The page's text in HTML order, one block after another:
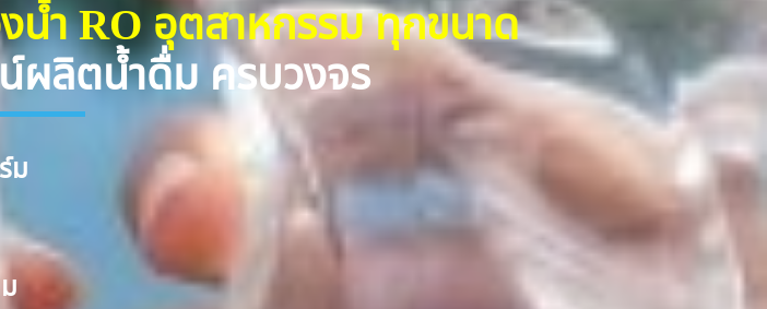
น้ำ RO อุตสาหกรรม ทุกขนาด
ผลิตน้ำดื่ม ครบวงจร
ม